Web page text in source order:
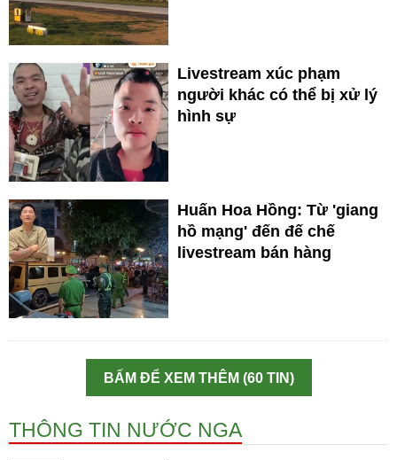
Livestream xúc phạm
người khác có thể bị xử lý
hình sự
Huấn Hoa Hồng: Từ 'giang
hồ mạng' đến đế chế
livestream bán hàng
BẤM ĐỂ XEM THÊM (60 TIN)
THÔNG TIN NƯỚC NGA